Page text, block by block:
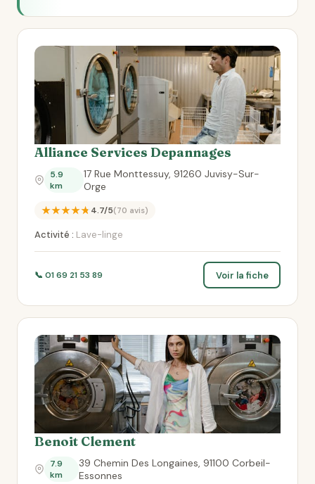
Alliance Services Depannages
5.9
km
17 Rue Monttessuy, 91260 Juvisy-Sur-
Orge
★★★★★4.7/5(70 avis)
Activité : Lave-linge
📞 01 69 21 53 89 Voir la fiche
Benoit Clement
7.9
km
39 Chemin Des Longaines, 91100 Corbeil-
Essonnes